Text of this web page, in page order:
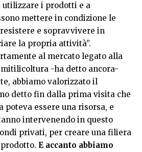
i prodotti e a
mettere in condizione le
e sopravvivere in
la propria attività”.
al mercato legato alla
-ha detto ancora-
abbiamo valorizzato il
detto fin dalla prima visita che
poteva essere una risorsa, e
intervenendo in questo
privati, per creare una filiera
E accanto abbiamo